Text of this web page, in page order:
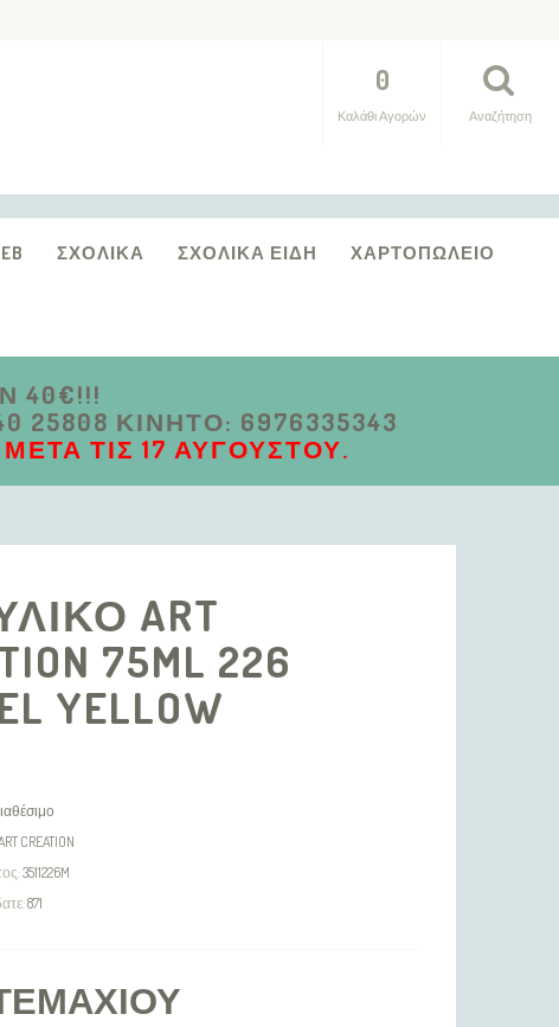
Αναζήτηση
0
Καλάθι Αγορών
ΣΧΟΛΙΚΆ ΣΧΟΛΙΚΆ ΕΊΔΗ ΧΑΡΤΟΠΩΛΕΊΟ
40€!!!
ΚΙΝΗΤΌ: 6976335343
ΤΙΣ 17 ΑΥΓΟΎΣΤΟΥ.
ART
75ML 226
YELLOW
CREATION
3511226M
871